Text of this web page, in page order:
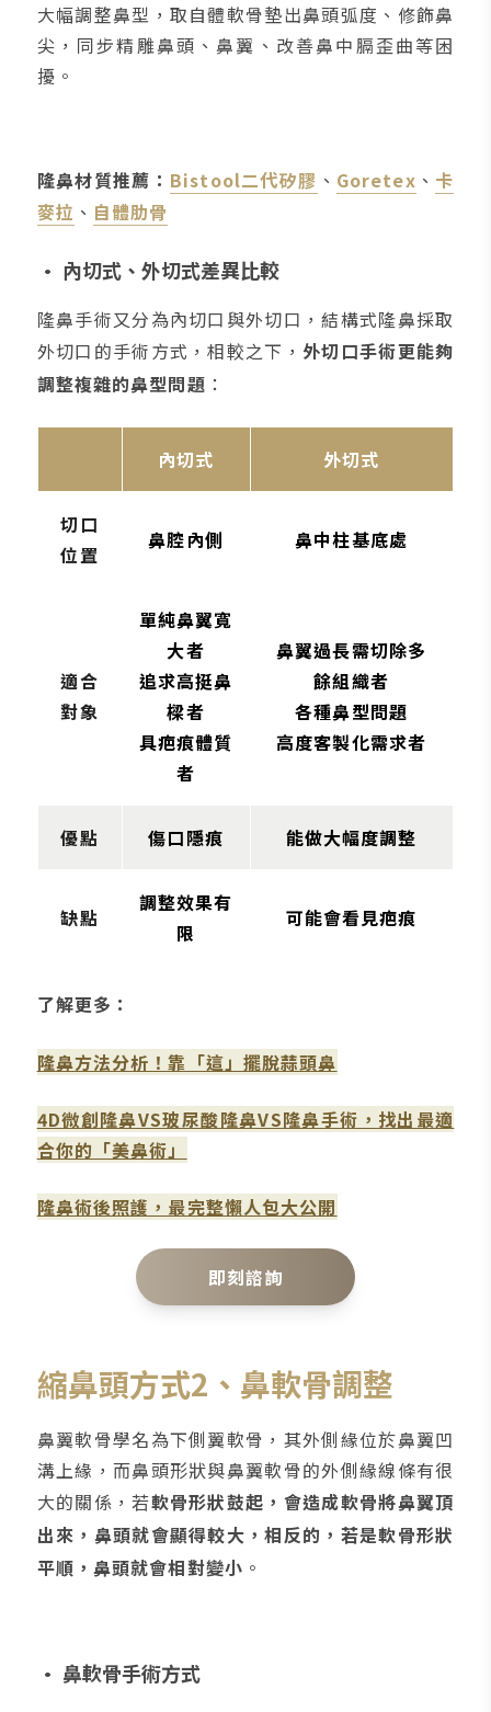
大幅調整鼻型，取自體軟骨墊出鼻頭弧度、修飾鼻
尖，同步精雕鼻頭、鼻翼、改善鼻中膈歪曲等困
擾。
隆鼻材質推薦： Bistool二代矽膠 、 Goretex 、 卡
麥拉 、 自體肋骨
• 內切式、外切式差異比較
隆鼻手術又分為內切口與外切口，結構式隆鼻採取
外切口的手術方式，相較之下， 外切口手術更能夠
調整複雜的鼻型問題 ：
內切式 外切式
切口
位置
鼻腔內側 鼻中柱基底處
適合
對象
單純鼻翼寬
大者
追求高挺鼻
樑者
具疤痕體質
者
鼻翼過長需切除多
餘組織者
各種鼻型問題
高度客製化需求者
優點 傷口隱痕 能做大幅度調整
缺點
調整效果有
限
可能會看見疤痕
了解更多：
隆鼻方法分析！靠「這」擺脫蒜頭鼻
4D微創隆鼻VS玻尿酸隆鼻VS隆鼻手術，找出最適
合你的「美鼻術」
隆鼻術後照護，最完整懶人包大公開
即刻諮詢
縮鼻頭方式2、鼻軟骨調整
鼻翼軟骨學名為下側翼軟骨，其外側緣位於鼻翼凹
溝上緣，而鼻頭形狀與鼻翼軟骨的外側緣線條有很
大的關係，若軟骨形狀鼓起，會造成軟骨將鼻翼頂
出來，鼻頭就會顯得較大，相反的，若是軟骨形狀
平順，鼻頭就會相對變小 。
• 鼻軟骨手術方式